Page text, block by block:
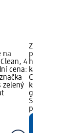
na
4
cena:
zelený
Značka:
produktu:
hlavice pro
kartáčky
Cena:
ks (44,75
grafika;
Skladem,
prodejnu